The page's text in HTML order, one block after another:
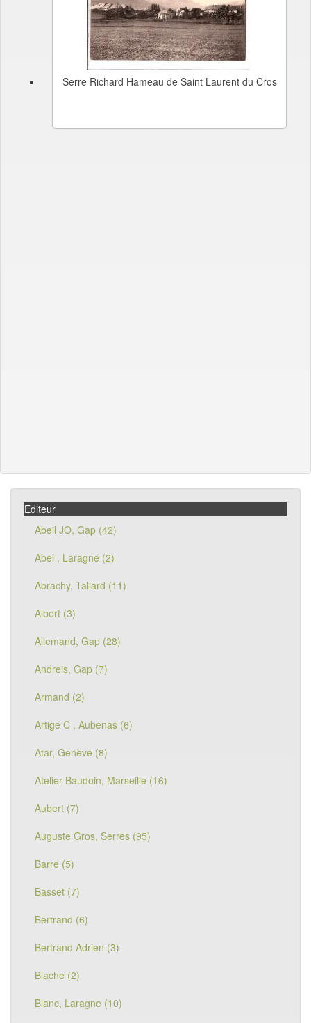
Serre Richard Hameau de Saint Laurent du Cros
Editeur
Abeil JO, Gap (42)
Abel , Laragne (2)
Abrachy, Tallard (11)
Albert (3)
Allemand, Gap (28)
Andreis, Gap (7)
Armand (2)
Artige C , Aubenas (6)
Atar, Genève (8)
Atelier Baudoin, Marseille (16)
Aubert (7)
Auguste Gros, Serres (95)
Barre (5)
Basset (7)
Bertrand (6)
Bertrand Adrien (3)
Blache (2)
Blanc, Laragne (10)